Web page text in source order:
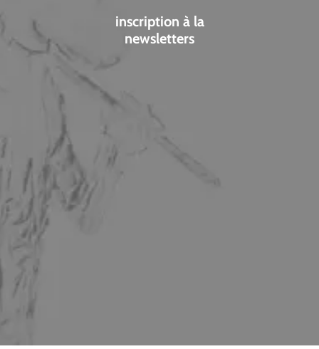
inscription à la
newsletters